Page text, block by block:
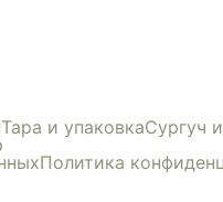
Тара и упаковкаСургуч
Политика